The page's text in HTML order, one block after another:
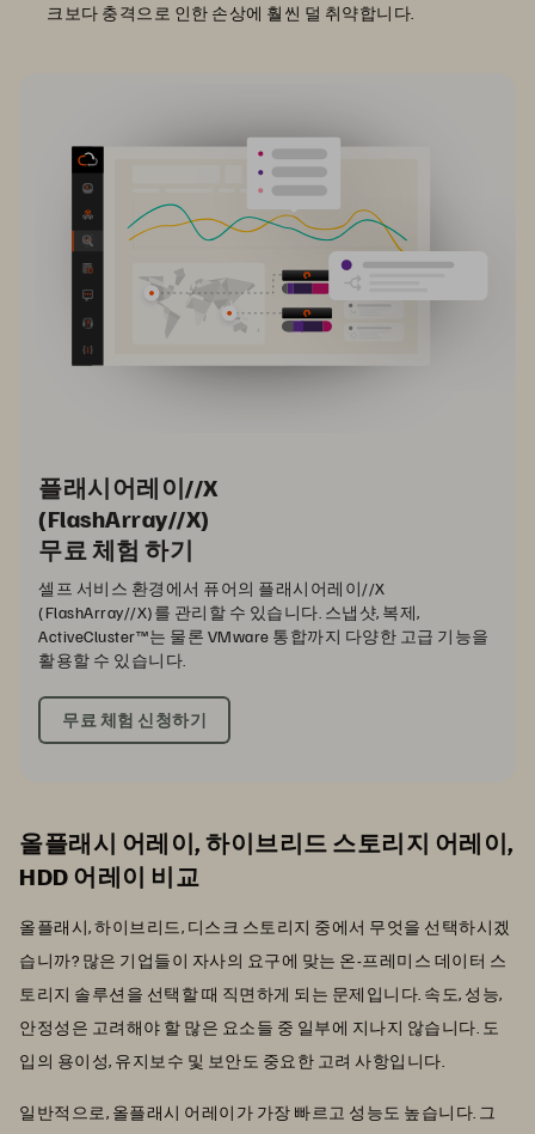
크보다 충격으로 인한 손상에 훨씬 덜 취약합니다.
플래시어레이//X
(FlashArray//X)
무료 체험 하기
셀프 서비스 환경에서 퓨어의 플래시어레이//X
(FlashArray//X)를 관리할 수 있습니다. 스냅샷, 복제,
ActiveCluster™는 물론 VMware 통합까지 다양한 고급 기능을
활용할 수 있습니다.
무료 체험 신청하기
올플래시 어레이, 하이브리드 스토리지 어레이,
HDD 어레이 비교
올플래시, 하이브리드, 디스크 스토리지 중에서 무엇을 선택하시겠
습니까? 많은 기업들이 자사의 요구에 맞는 온-프레미스 데이터 스
토리지 솔루션을 선택할 때 직면하게 되는 문제입니다. 속도, 성능,
안정성은 고려해야 할 많은 요소들 중 일부에 지나지 않습니다. 도
입의 용이성, 유지보수 및 보안도 중요한 고려 사항입니다.
일반적으로, 올플래시 어레이가 가장 빠르고 성능도 높습니다. 그